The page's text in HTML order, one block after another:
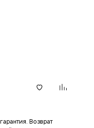
Возврат